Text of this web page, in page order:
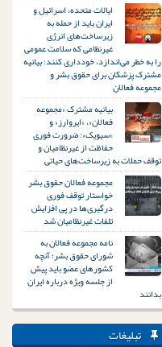
ایالات متحده، اسرائیل و
ایران باید از حمله به
زیرساخت‌های انرژی
غیرنظامی که سلامت عمومی
را به خطر می‌اندازد، خودداری کنند: بیانیه
مشترک پزشکان برای حقوق بشر و
مجموعه فعالان
بیانیه مشترک «مجموعه
فعالان»، «ایروارز» و
«سیویک»: ضرورت فوری
حفاظت از غیرنظامیان و
توقف حملات به زیرساخت‌های حیاتی
مجموعه فعالان حقوق بشر
خواستار توقف فوری
درگیری‌ها در پی افزایش
تلفات غیرنظامیان شد
نامه مجموعه فعالان به
شورای حقوق بشر؛ آنچه
کشورهای عضو باید پیش
از جلسه ویژه درباره ایران
بدانند
تبلیغات